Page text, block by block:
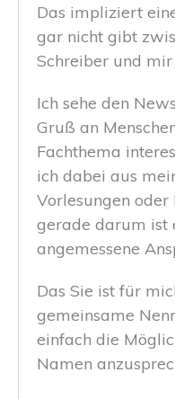
Das impliziert
gar nicht gibt
Schreiber und mir
Ich sehe den
Gruß an
Fachthema
ich dabei aus
Vorlesungen
gerade darum ist
angemessene
Das Sie ist für
gemeinsame
einfach die
Namen